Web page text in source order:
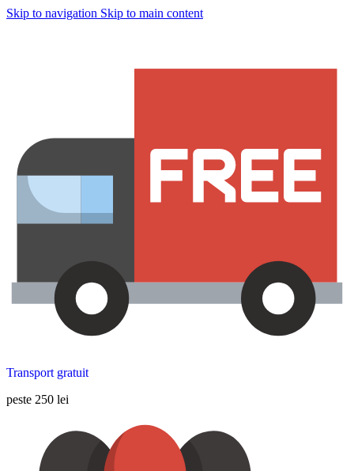
Skip to navigation Skip to main content
Transport gratuit
peste 250 lei